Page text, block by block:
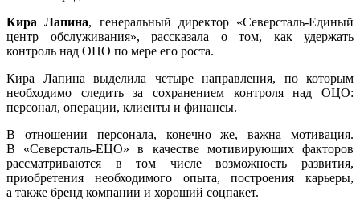
Кира Лапина, генеральный директор «Северсталь-Единый
центр обслуживания», рассказала о том, как удержать
контроль над ОЦО по мере его роста.
Кира Лапина выделила четыре направления, по которым
необходимо следить за сохранением контроля над ОЦО:
персонал, операции, клиенты и финансы.
В отношении персонала, конечно же, важна мотивация.
В «Северсталь-ЕЦО» в качестве мотивирующих факторов
рассматриваются в том числе возможность развития,
приобретения необходимого опыта, построения карьеры,
а также бренд компании и хороший соцпакет.